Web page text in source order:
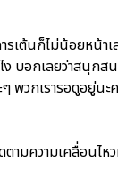
รเต้นก็ไม่น้อยหน้า
ง บอกเลยว่าสนุก
พวกเรารอดูอยู่นะค
มความเคลื่อนไห